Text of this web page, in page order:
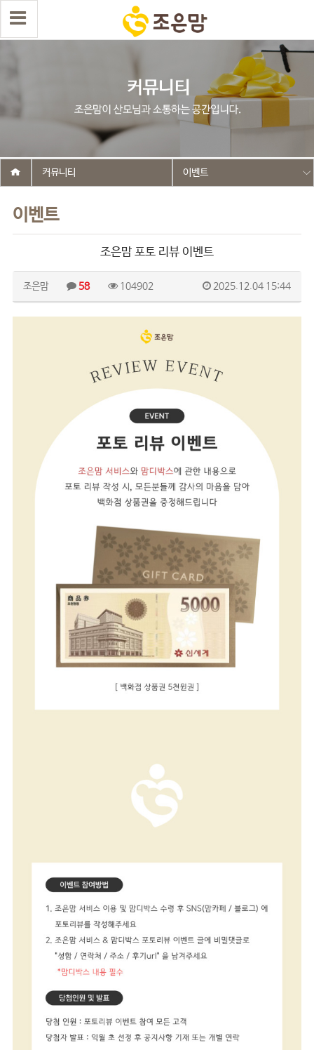
이벤트
커뮤니티 이벤트
조은맘 포토 리뷰 이벤트
조은맘 58 104902 2025.12.04 15:44